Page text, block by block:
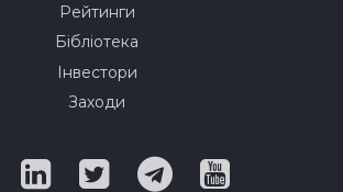
Рейтинги
Бібліотека
Інвестори
Заходи